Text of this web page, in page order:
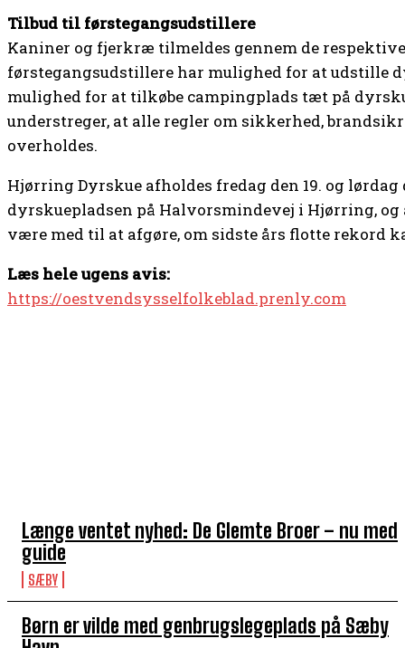
Længe ventet nyhed: De Glemte Broer – nu med
guide
SÆBY
Børn er vilde med genbrugslegeplads på Sæby
Tilbud til førstegangsudstillere
Kaniner og fjerkræ tilmeldes gennem de
førstegangsudstillere har mulighed for at udstille
mulighed for at tilkøbe campingplads tæt på
understreger, at alle regler om sikkerhed,
overholdes.
Hjørring Dyrskue afholdes fredag den 19. og lørdag
dyrskuepladsen på Halvorsmindevej i Hjørring,
være med til at afgøre, om sidste års flotte rekord
Læs hele ugens avis:
https://oestvendsysselfolkeblad.prenly.com